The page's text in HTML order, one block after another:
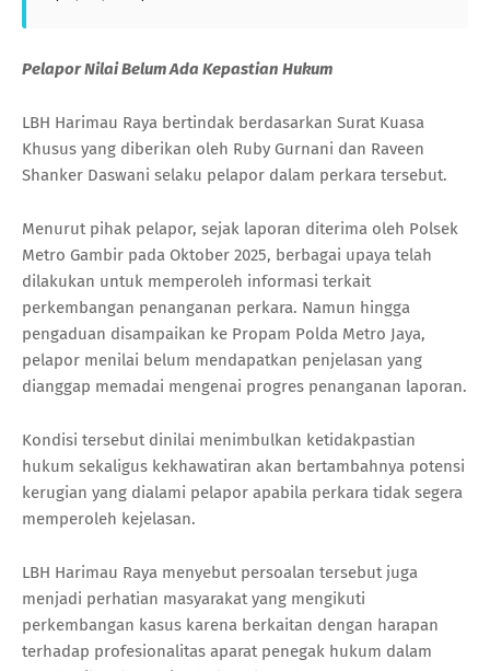
Pelapor Nilai Belum Ada Kepastian Hukum
LBH Harimau Raya bertindak berdasarkan Surat Kuasa
Khusus yang diberikan oleh Ruby Gurnani dan Raveen
Shanker Daswani selaku pelapor dalam perkara tersebut.
Menurut pihak pelapor, sejak laporan diterima oleh Polsek
Metro Gambir pada Oktober 2025, berbagai upaya telah
dilakukan untuk memperoleh informasi terkait
perkembangan penanganan perkara. Namun hingga
pengaduan disampaikan ke Propam Polda Metro Jaya,
pelapor menilai belum mendapatkan penjelasan yang
dianggap memadai mengenai progres penanganan laporan.
Kondisi tersebut dinilai menimbulkan ketidakpastian
hukum sekaligus kekhawatiran akan bertambahnya potensi
kerugian yang dialami pelapor apabila perkara tidak segera
memperoleh kejelasan.
LBH Harimau Raya menyebut persoalan tersebut juga
menjadi perhatian masyarakat yang mengikuti
perkembangan kasus karena berkaitan dengan harapan
terhadap profesionalitas aparat penegak hukum dalam